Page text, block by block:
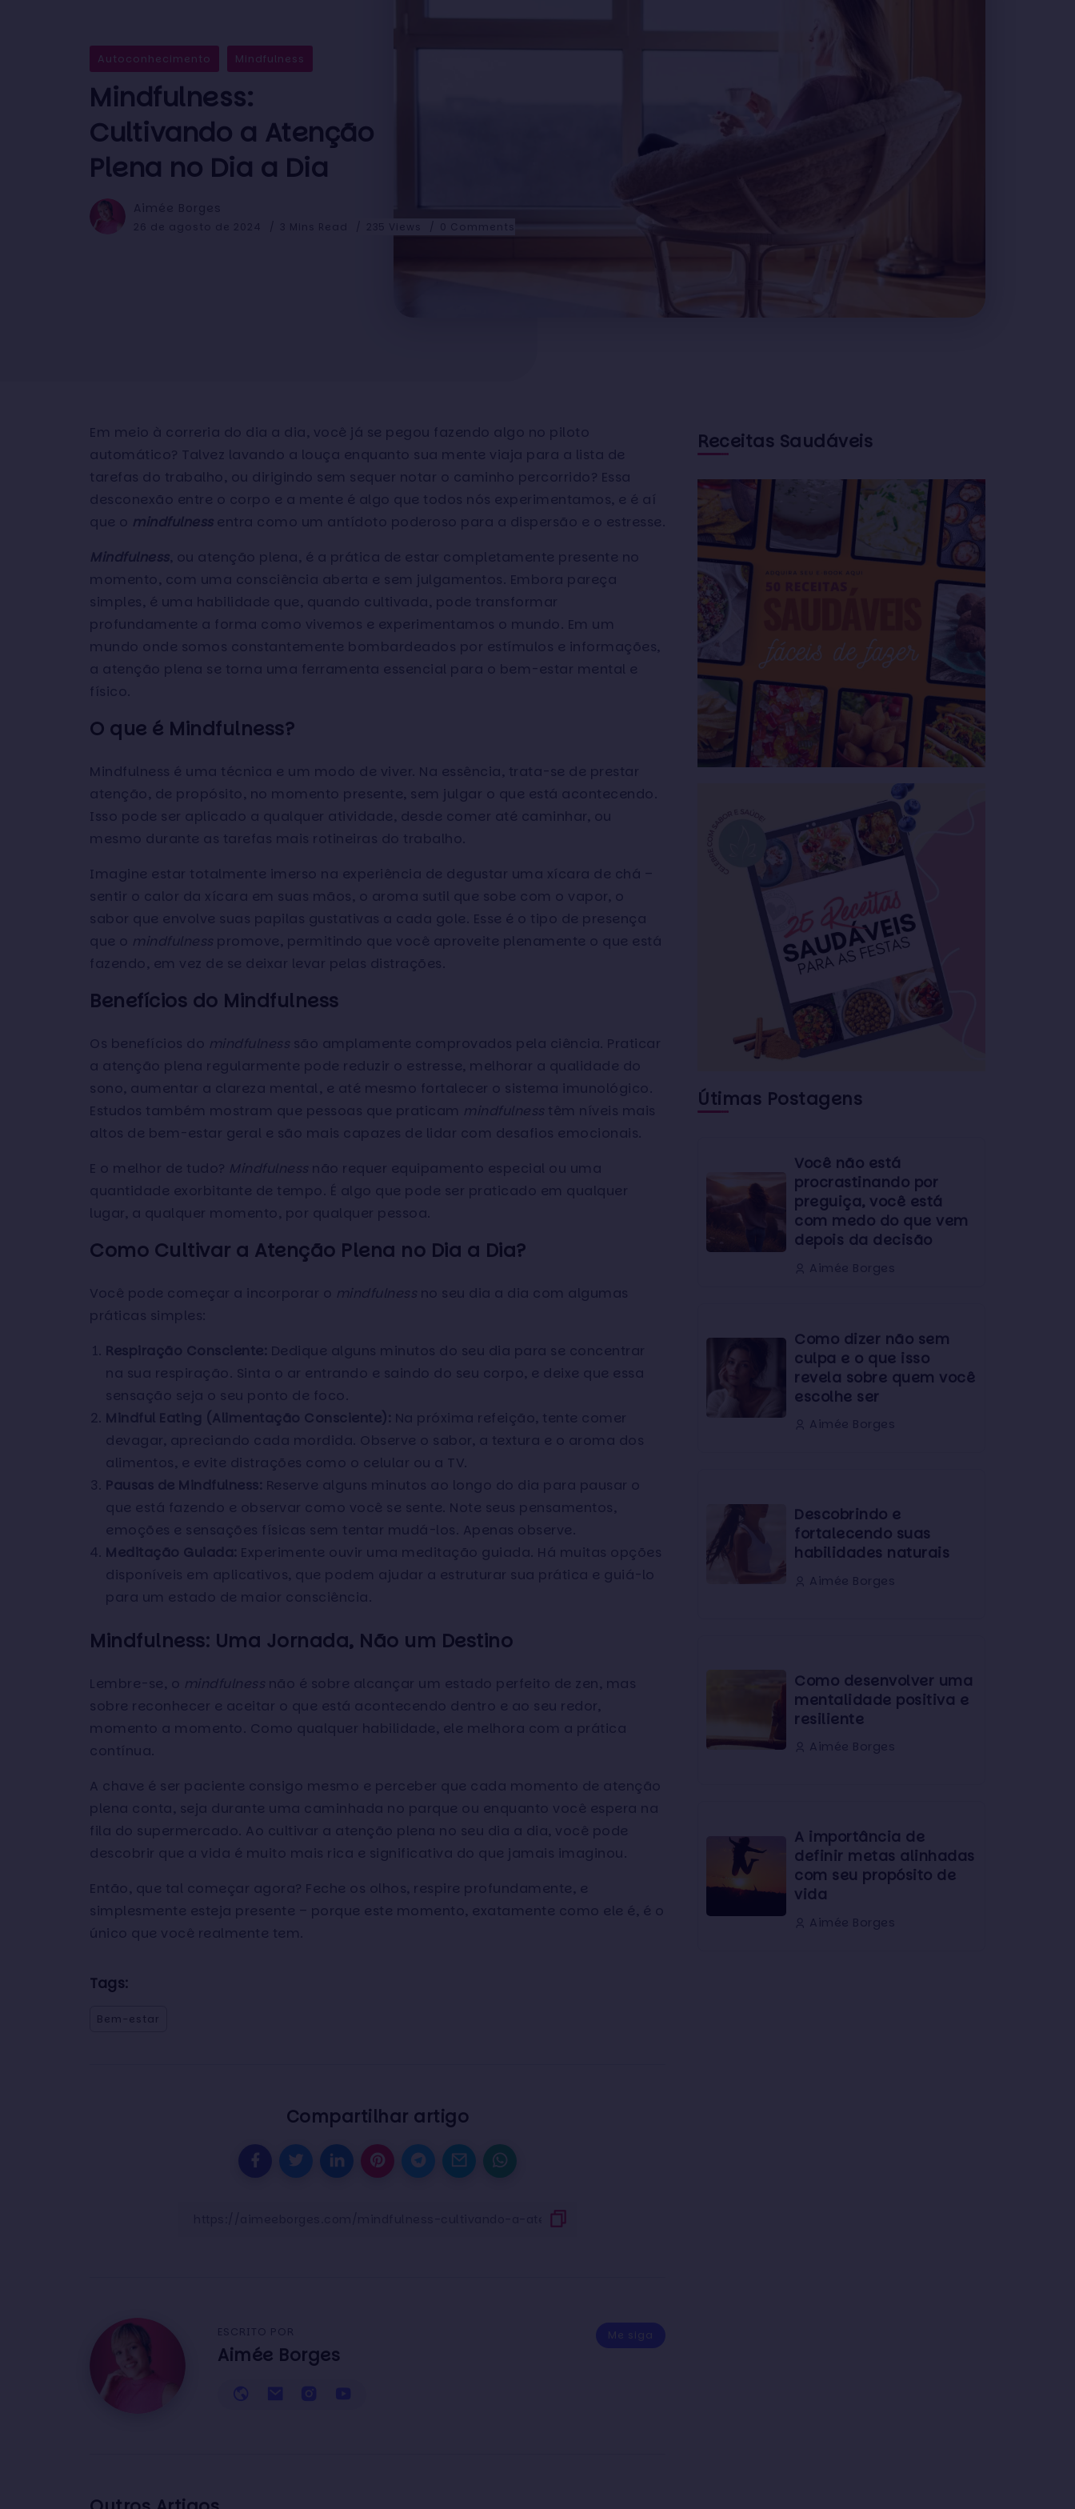
Autoconhecimento Mindfulness
Mindfulness:
Cultivando a Atenção
Plena no Dia a Dia
Em meio à correria do dia a dia, você já se pegou fazendo algo no piloto
automático? Talvez lavando a louça enquanto sua mente viaja para a lista de
tarefas do trabalho, ou dirigindo sem sequer notar o caminho percorrido? Essa
desconexão entre o corpo e a mente é algo que todos nós experimentamos, e é aí
que o mindfulnessentra como um antídoto poderoso para a dispersão e o estresse.
Mindfulness, ou atenção plena, é a prática de estar completamente presente no
momento, com uma consciência aberta e sem julgamentos. Embora pareça
simples, é uma habilidade que, quando cultivada, pode transformar
profundamente a forma como vivemos e experimentamos o mundo. Em um
mundo onde somos constantemente bombardeados por estímulos e informações,
a atenção plena se torna uma ferramenta essencial para o bem-estar mental e
físico.
O que é Mindfulness?
Mindfulness é uma técnica e um modo de viver. Na essência, trata-se de prestar
atenção, de propósito, no momento presente, sem julgar o que está acontecendo.
Isso pode ser aplicado a qualquer atividade, desde comer até caminhar, ou
mesmo durante as tarefas mais rotineiras do trabalho.
Imagine estar totalmente imerso na experiência de degustar uma xícara de chá –
sentir o calor da xícara em suas mãos, o aroma sutil que sobe com o vapor, o
sabor que envolve suas papilas gustativas a cada gole. Esse é o tipo de presença
que o mindfulness promove, permitindo que você aproveite plenamente o que está
fazendo, em vez de se deixar levar pelas distrações.
Benefícios do Mindfulness
Os benefícios do mindfulness são amplamente comprovados pela ciência. Praticar
a atenção plena regularmente pode reduzir o estresse, melhorar a qualidade do
sono, aumentar a clareza mental, e até mesmo fortalecer o sistema imunológico.
Estudos também mostram que pessoas que praticam mindfulness têm níveis mais
altos de bem-estar geral e são mais capazes de lidar com desafios emocionais.
E o melhor de tudo? Mindfulness não requer equipamento especial ou uma
quantidade exorbitante de tempo. É algo que pode ser praticado em qualquer
lugar, a qualquer momento, por qualquer pessoa.
Como Cultivar a Atenção Plena no Dia a Dia?
Você pode começar a incorporar o mindfulness no seu dia a dia com algumas
práticas simples:
Respiração Consciente: Dedique alguns minutos do seu dia para se concentrar
na sua respiração. Sinta o ar entrando e saindo do seu corpo, e deixe que essa
sensação seja o seu ponto de foco.
Mindful Eating (Alimentação Consciente): Na próxima refeição, tente comer
devagar, apreciando cada mordida. Observe o sabor, a textura e o aroma dos
alimentos, e evite distrações como o celular ou a TV.
Pausas de Mindfulness: Reserve alguns minutos ao longo do dia para pausar o
que está fazendo e observar como você se sente. Note seus pensamentos,
emoções e sensações físicas sem tentar mudá-los. Apenas observe.
Meditação Guiada: Experimente ouvir uma meditação guiada. Há muitas opções
disponíveis em aplicativos, que podem ajudar a estruturar sua prática e guiá-lo
para um estado de maior consciência.
Mindfulness: Uma Jornada, Não um Destino
Lembre-se, o mindfulness não é sobre alcançar um estado perfeito de zen, mas
sobre reconhecer e aceitar o que está acontecendo dentro e ao seu redor,
momento a momento. Como qualquer habilidade, ele melhora com a prática
contínua.
A chave é ser paciente consigo mesmo e perceber que cada momento de atenção
plena conta, seja durante uma caminhada no parque ou enquanto você espera na
fila do supermercado. Ao cultivar a atenção plena no seu dia a dia, você pode
descobrir que a vida é muito mais rica e significativa do que jamais imaginou.
Então, que tal começar agora? Feche os olhos, respire profundamente, e
simplesmente esteja presente – porque este momento, exatamente como ele é, é o
único que você realmente tem.
Tags:
Bem-estar
Compartilhar artigo
ESCRITO POR
Aimée Borges
Receitas Saudáveis
Útimas Postagens
Você não está
procrastinando por
preguiça, você está
com medo do que vem
depois da decisão
Aimée Borges
Como dizer não sem
culpa e o que isso
revela sobre quem você
escolhe ser
Aimée Borges
Descobrindo e
fortalecendo suas
habilidades naturais
Aimée Borges
Como desenvolver uma
mentalidade positiva e
resiliente
Aimée Borges
A importância de
definir metas alinhadas
com seu propósito de
vida
Aimée Borges